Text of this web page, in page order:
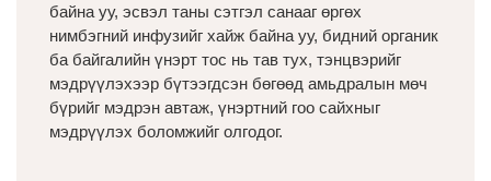
байна уу, эсвэл таны сэтгэл санааг өргөх
нимбэгний инфузийг хайж байна уу, бидний органик
ба байгалийн үнэрт тос нь тав тух, тэнцвэрийг
мэдрүүлэхээр бүтээгдсэн бөгөөд амьдралын мөч
бүрийг мэдрэн автаж, үнэртний гоо сайхныг
мэдрүүлэх боломжийг олгодог.